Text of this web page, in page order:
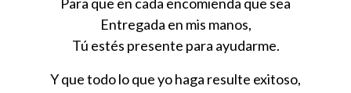
Entregada en mis manos,
Tú estés presente para ayudarme.
Y que todo lo que yo haga resulte exitoso,